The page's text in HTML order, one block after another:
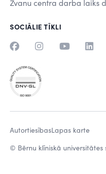
Zvanu centra darba laiks
SOCIĀLIE TĪKLI
© Bērnu klīniskā universitātes
AutortiesībasLapas karte